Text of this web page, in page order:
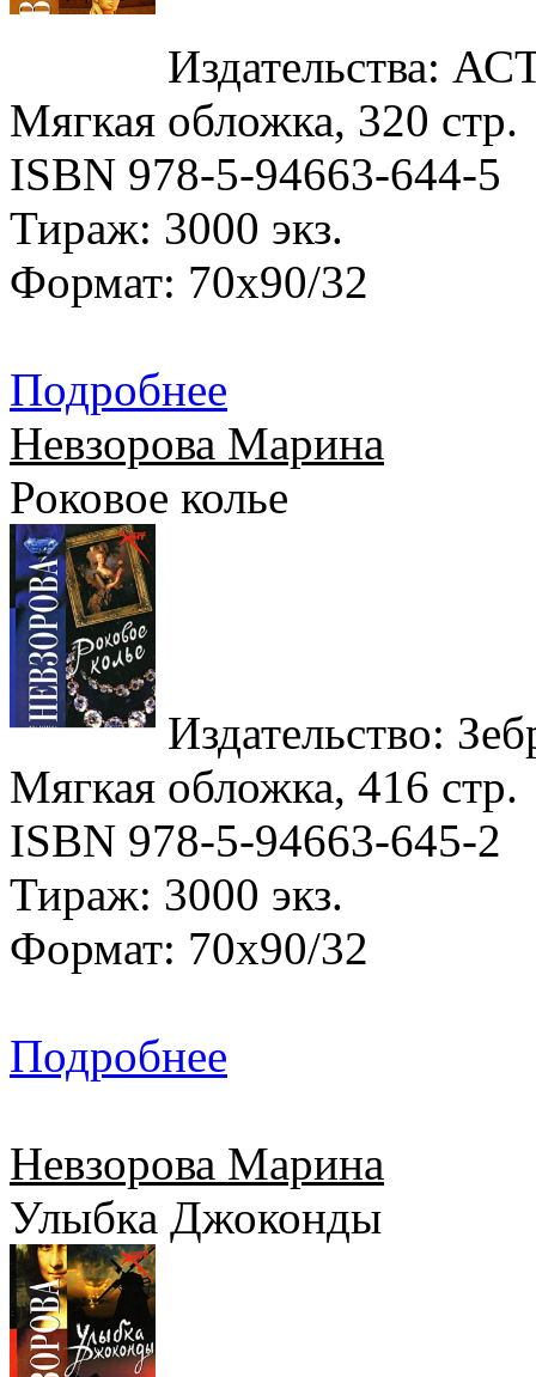
Издательства:
Мягкая обложка, 320 стр.
ISBN 978-5-94663-644-5
Тираж: 3000 экз.
Формат: 70x90/32
Подробнее
Невзорова Марина
Роковое колье
Издательство:
Мягкая обложка, 416 стр.
ISBN 978-5-94663-645-2
Тираж: 3000 экз.
Формат: 70x90/32
Подробнее
Невзорова Марина
Улыбка Джоконды